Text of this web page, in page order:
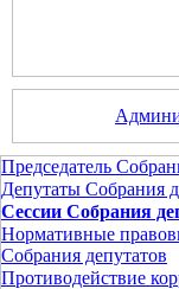
Председатель
Депутаты Собрания
Сессии Собрания
Нормативные
Собрания депутатов
Противодействие